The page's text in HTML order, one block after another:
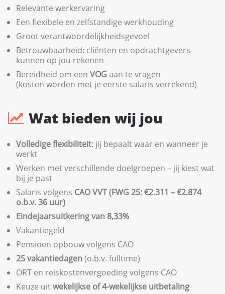
Relevante werkervaring
Een flexibele en zelfstandige werkhouding
Groot verantwoordelijkheidsgevoel
Betrouwbaarheid: cliënten en opdrachtgevers
kunnen op jou rekenen
Bereidheid om een VOG aan te vragen
(kosten worden met je eerste salaris verrekend)
Wat bieden wij jou
Volledige flexibiliteit: jij bepaalt waar en wanneer je
werkt
Werken met verschillende doelgroepen – jij kiest wat
bij je past
Salaris volgens CAO VVT (FWG 25: €2.311 – €2.874
o.b.v. 36 uur)
Eindejaarsuitkering van 8,33%
Vakantiegeld
Pensioen opbouw volgens CAO
25 vakantiedagen(o.b.v. fulltime)
ORT en reiskostenvergoeding volgens CAO
Keuze uitwekelijkse of 4-wekelijkse uitbetaling